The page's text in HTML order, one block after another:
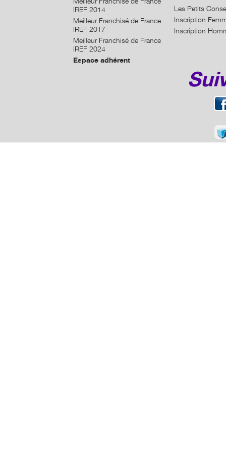
IREF 2014
Meilleur Franchisé de France
IREF 2017
Meilleur Franchisé de France
IREF 2024
Espace adhérent
Les Petits
Inscription
Inscription